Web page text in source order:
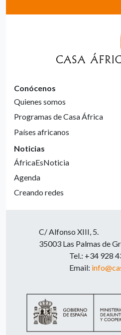
Conócenos
Quienes somos
Programas de Casa África
Países africanos
Noticias
ÁfricaEsNoticia
Agenda
Creando redes
C/ Alfonso XIII, 5.
35003 Las Palmas de
Tel.: +34 928
Email: